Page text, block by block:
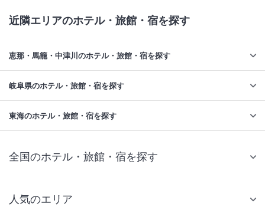
近隣エリアのホテル・旅館・宿を探す
恵那・馬籠・中津川のホテル・旅館・宿を探す
岐阜県のホテル・旅館・宿を探す
東海のホテル・旅館・宿を探す
全国のホテル・旅館・宿を探す
人気のエリア